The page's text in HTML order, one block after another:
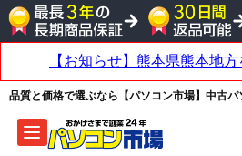
品質と価格で選ぶなら【パソコン市場】中古パ